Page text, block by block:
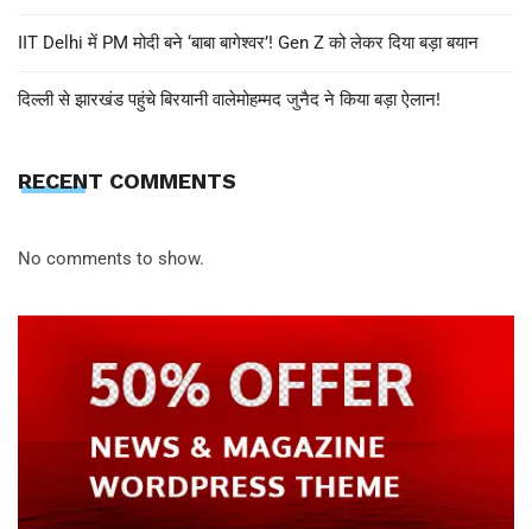
IIT Delhi में PM मोदी बने ‘बाबा बागेश्वर’! Gen Z को लेकर दिया बड़ा बयान
दिल्ली से झारखंड पहुंचे बिरयानी वालेमोहम्मद जुनैद ने किया बड़ा ऐलान!
RECENT COMMENTS
No comments to show.